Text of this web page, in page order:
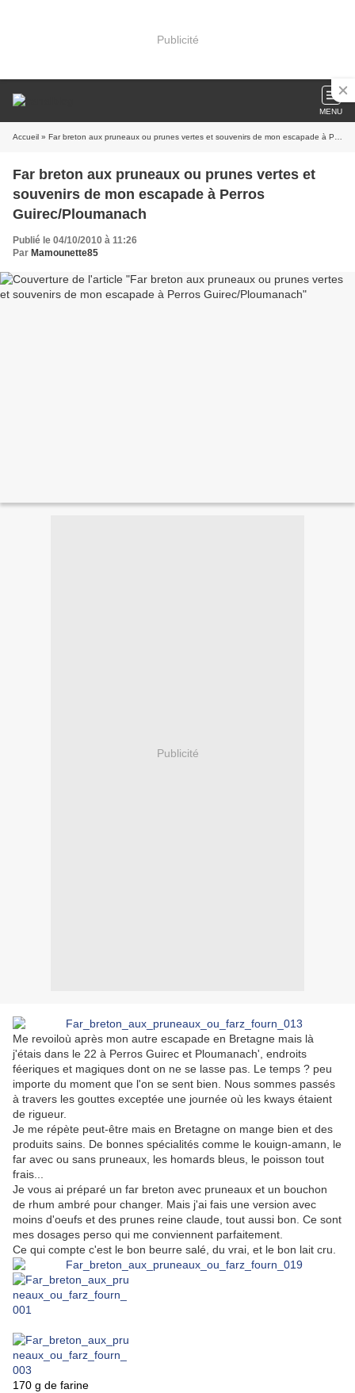
Publicité
MENU
Accueil » Far breton aux pruneaux ou prunes vertes et souvenirs de mon escapade à Perros Guirec/Ploumanach
Far breton aux pruneaux ou prunes vertes et
souvenirs de mon escapade à Perros
Guirec/Ploumanach
Publié le 04/10/2010 à 11:26
Par Mamounette85
Publicité
Me revoiloù après mon autre escapade en Bretagne mais là
j'étais dans le 22 à Perros Guirec et Ploumanach', endroits
féeriques et magiques dont on ne se lasse pas. Le temps ? peu
importe du moment que l'on se sent bien. Nous sommes passés
à travers les gouttes exceptée une journée où les kways étaient
de rigueur.
Je me répète peut-être mais en Bretagne on mange bien et des
produits sains. De bonnes spécialités comme le kouign-amann, le
far avec ou sans pruneaux, les homards bleus, le poisson tout
frais...
Je vous ai préparé un far breton avec pruneaux et un bouchon
de rhum ambré pour changer. Mais j'ai fais une version avec
moins d'oeufs et des prunes reine claude, tout aussi bon. Ce sont
mes dosages perso qui me conviennent parfaitement.
Ce qui compte c'est le bon beurre salé, du vrai, et le bon lait cru.
170 g de farine